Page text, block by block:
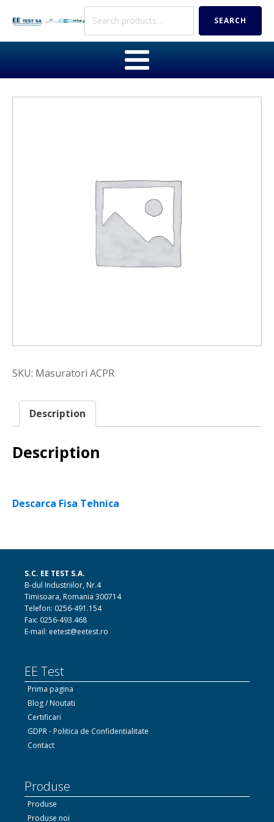
Search
SEARCH
SKU: Masuratori ACPR
Description
Description
Descarca Fisa Tehnica
S.C. EE TEST S.A.
B-dul Industriilor, Nr.4
Timisoara, Romania 300714
Telefon: 0256-491.154
Fax: 0256-493.468
E-mail: eetest@eetest.ro
EE Test
Prima pagina
Blog / Noutati
Certificari
GDPR - Politica de Confidentialitate
Contact
Produse
Produse
Produse noi